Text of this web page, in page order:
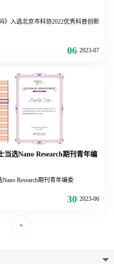
》入选北京市科协2022优秀科普创新
06 2023-07
选Nano Research期刊青年编
Research期刊青年编委
30 2023-06
»